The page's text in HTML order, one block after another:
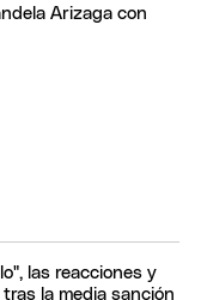
Arizaga con
las reacciones y
la media sanción